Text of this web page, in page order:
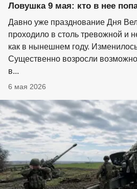
Ловушка 9 мая: кто в нее
Давно уже празднование Дня
проходило в столь тревожной и
как в нынешнем году.
Существенно возросли
в...
6 мая 2026